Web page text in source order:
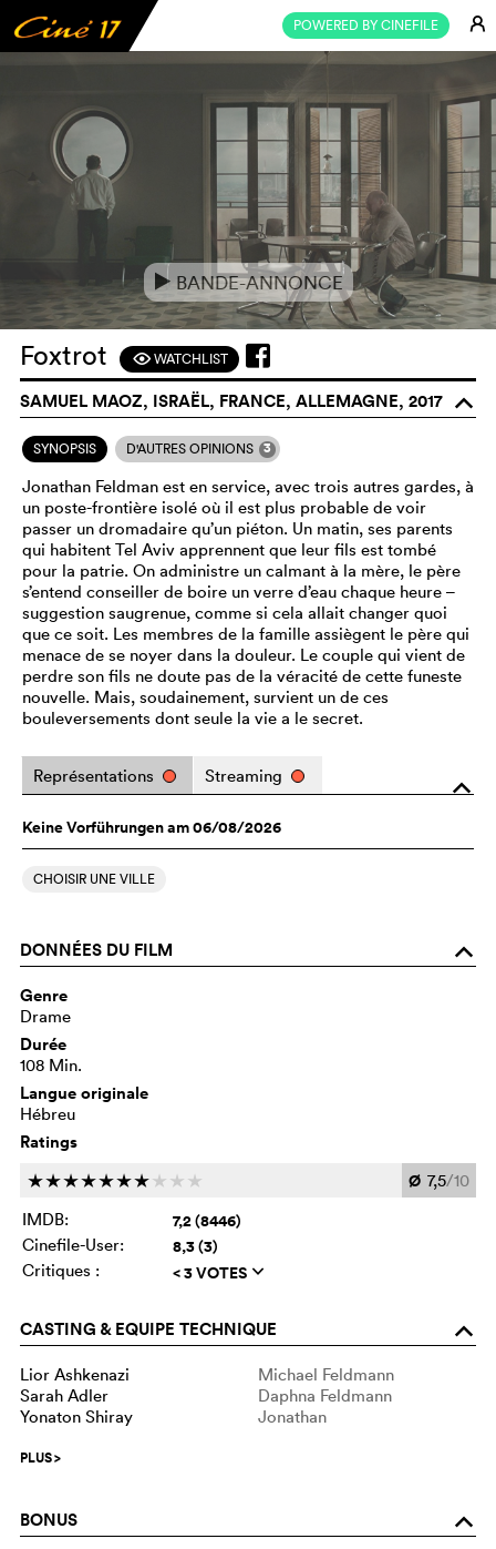
POWERED BY CINEFILE E
e BANDE-ANNONCE
Foxtrot FWATCHLIST
SAMUEL MAOZ, ISRAËL, FRANCE, ALLEMAGNE, 2017 o
SYNOPSIS D'AUTRES OPINIONS 3
Jonathan Feldman est en service, avec trois autres gardes, à
un poste-frontière isolé où il est plus probable de voir
passer un dromadaire qu’un piéton. Un matin, ses parents
qui habitent Tel Aviv apprennent que leur fils est tombé
pour la patrie. On administre un calmant à la mère, le père
s’entend conseiller de boire un verre d’eau chaque heure –
suggestion saugrenue, comme si cela allait changer quoi
que ce soit. Les membres de la famille assiègent le père qui
menace de se noyer dans la douleur. Le couple qui vient de
perdre son fils ne doute pas de la véracité de cette funeste
nouvelle. Mais, soudainement, survient un de ces
bouleversements dont seule la vie a le secret.
o
Représentations Streaming
Keine Vorführungen am 06/08/2026
CHOISIR UNE VILLE
DONNÉES DU FILM o
Genre
Drame
Durée
108 Min.
Langue originale
Hébreu
Ratings
ccccccc c c c Ø 7,5/10
IMDB:
7,2 (8446)
Cinefile-User: 8,3 (3)
Critiques : < 3 VOTES q
CASTING & EQUIPE TECHNIQUE o
Lior Ashkenazi
Michael Feldmann
Sarah Adler
Daphna Feldmann
Yonaton Shiray
Jonathan
PLUS>
BONUS o